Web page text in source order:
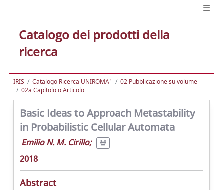
Catalogo dei prodotti della
ricerca
IRIS Catalogo Ricerca UNIROMA1
02 Pubblicazione su volume
02a Capitolo o Articolo
Basic Ideas to Approach Metastability
in Probabilistic Cellular Automata
Emilio N. M. Cirillo;
2018
Abstract